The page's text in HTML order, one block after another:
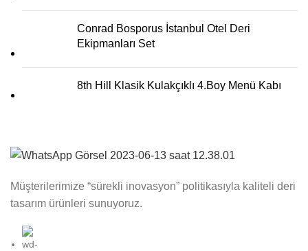
Conrad Bosporus İstanbul Otel Deri
Ekipmanları Set
8th Hill Klasik Kulakçıklı 4.Boy Menü Kabı
Müşterilerimize “sürekli inovasyon” politikasıyla kaliteli deri
tasarım ürünleri sunuyoruz.